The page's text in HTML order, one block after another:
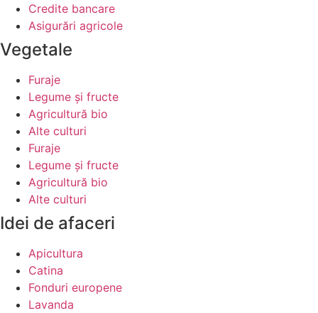
Credite bancare
Asigurări agricole
Vegetale
Furaje
Legume şi fructe
Agricultură bio
Alte culturi
Furaje
Legume şi fructe
Agricultură bio
Alte culturi
Idei de afaceri
Apicultura
Catina
Fonduri europene
Lavanda